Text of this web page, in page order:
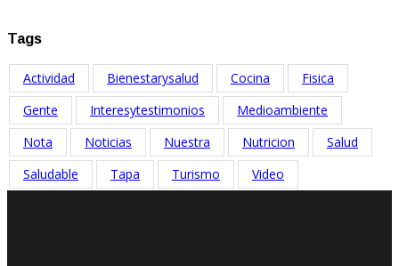
Tags
Actividad Bienestarysalud Cocina
Fisica
Gente
Interesytestimonios
Medioambiente
Nota
Noticias Nuestra Nutricion
Salud
Saludable
Tapa Turismo Video